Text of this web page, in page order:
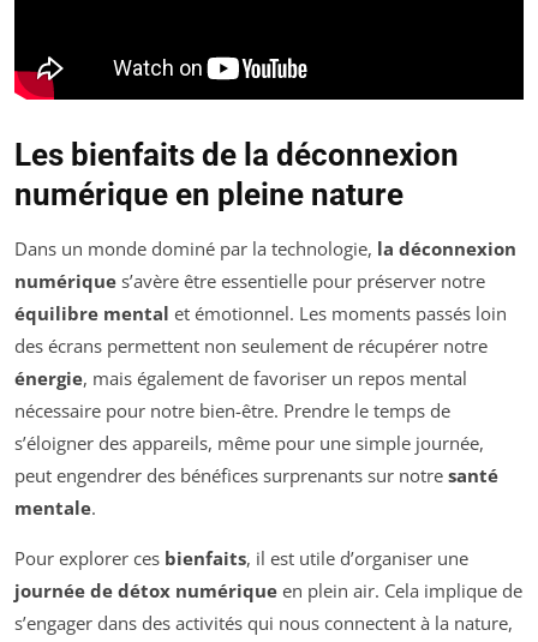
Les bienfaits de la déconnexion
numérique en pleine nature
Dans un monde dominé par la technologie, la déconnexion
numérique s’avère être essentielle pour préserver notre
équilibre mental et émotionnel. Les moments passés loin
des écrans permettent non seulement de récupérer notre
énergie, mais également de favoriser un repos mental
nécessaire pour notre bien-être. Prendre le temps de
s’éloigner des appareils, même pour une simple journée,
peut engendrer des bénéfices surprenants sur notre santé
mentale.
Pour explorer ces bienfaits, il est utile d’organiser une
journée de détox numérique en plein air. Cela implique de
s’engager dans des activités qui nous connectent à la nature,